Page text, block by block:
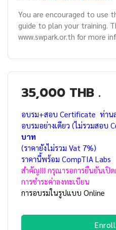
You are encouraged to use
guide to plan your training.
www.swpark.or.th for more
35,000 THB .
อบรม+สอบ Certificate ท่าน
อบรมอย่างเดียว (ไม่รวมสอบ
บาท
(ราคายังไม่รวม Vat 7%)
ราคานี้พร้อม CompTIA Labs
สำคัญ!!! กรุณารอการยืนยันเปิ
การชำระค่าลงทะเบียน
การอบรมในรูปแบบ Online